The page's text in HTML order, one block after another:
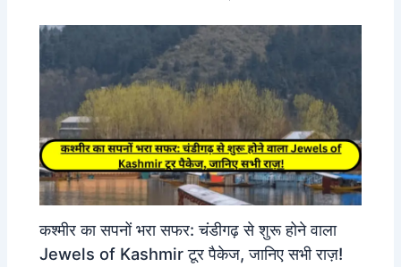
कश्मीर का सपनों भरा सफर: चंडीगढ़ से शुरू होने वाला
Jewels of Kashmir टूर पैकेज, जानिए सभी राज़!